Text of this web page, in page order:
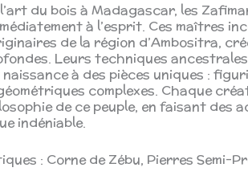
du bois à Madagascar, les
à l’esprit. Ces maîtres
de la région d’Ambositra,
Leurs techniques
à des pièces uniques :
complexes. Chaque
de ce peuple, en faisant des
indéniable.
: Corne de Zébu, Pierres Semi-